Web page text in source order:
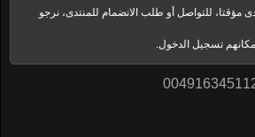
مؤقتا، للتواصل أو طلب الانضمام للمنتدى، نرجو
تسجيل الدخول.